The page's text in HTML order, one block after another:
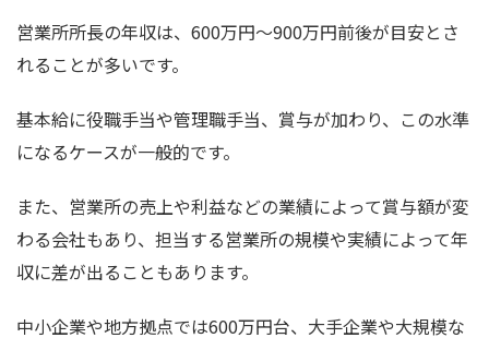
営業所所長の年収は、600万円〜900万円前後が目安とさ
れることが多いです。
基本給に役職手当や管理職手当、賞与が加わり、この水準
になるケースが一般的です。
また、営業所の売上や利益などの業績によって賞与額が変
わる会社もあり、担当する営業所の規模や実績によって年
収に差が出ることもあります。
中小企業や地方拠点では600万円台、大手企業や大規模な